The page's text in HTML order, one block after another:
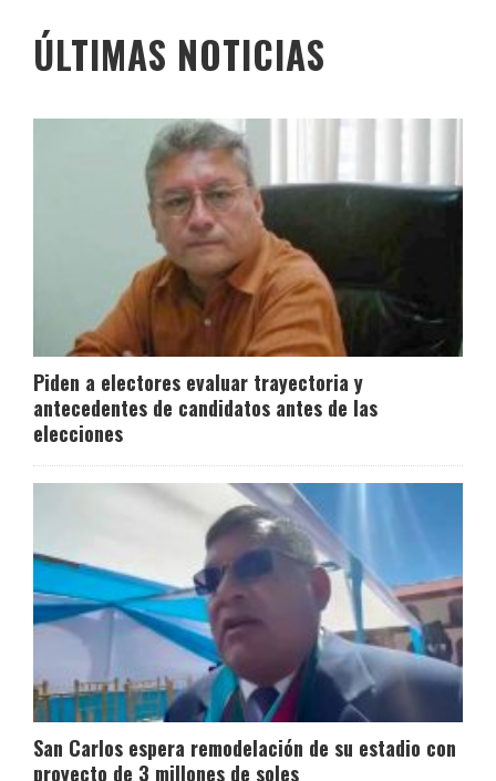
ÚLTIMAS NOTICIAS
Piden a electores evaluar trayectoria y
antecedentes de candidatos antes de las
elecciones
San Carlos espera remodelación de su estadio con
proyecto de 3 millones de soles